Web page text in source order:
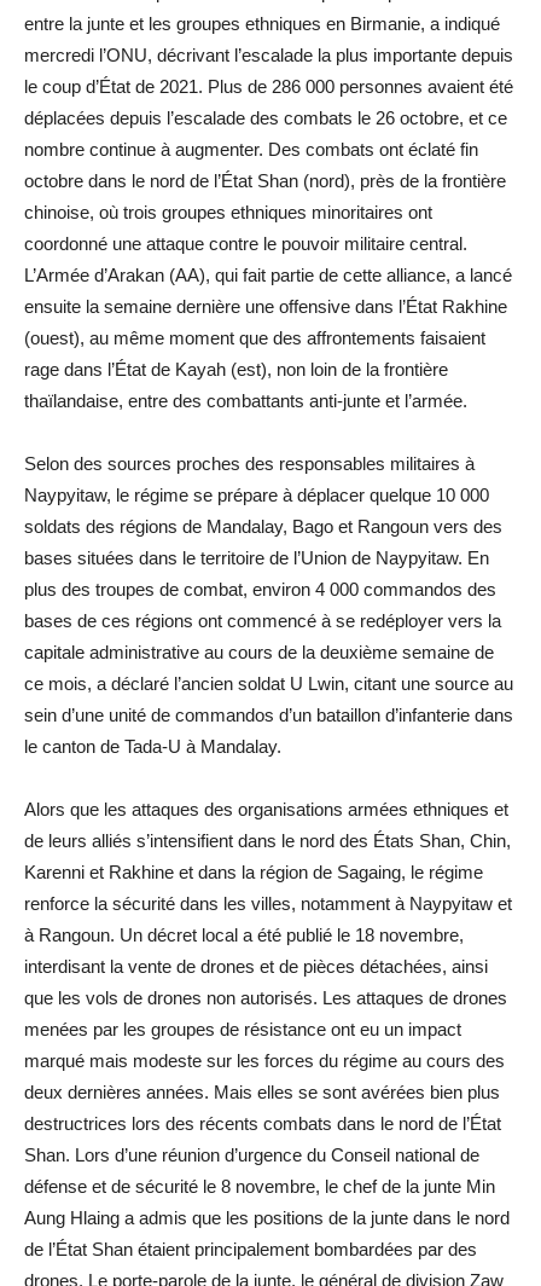
entre la junte et les groupes ethniques en Birmanie, a indiqué
mercredi l’ONU, décrivant l’escalade la plus importante depuis
le coup d’État de 2021. Plus de 286 000 personnes avaient été
déplacées depuis l’escalade des combats le 26 octobre, et ce
nombre continue à augmenter. Des combats ont éclaté fin
octobre dans le nord de l’État Shan (nord), près de la frontière
chinoise, où trois groupes ethniques minoritaires ont
coordonné une attaque contre le pouvoir militaire central.
L’Armée d’Arakan (AA), qui fait partie de cette alliance, a lancé
ensuite la semaine dernière une offensive dans l’État Rakhine
(ouest), au même moment que des affrontements faisaient
rage dans l’État de Kayah (est), non loin de la frontière
thaïlandaise, entre des combattants anti-junte et l’armée.
Selon des sources proches des responsables militaires à
Naypyitaw, le régime se prépare à déplacer quelque 10 000
soldats des régions de Mandalay, Bago et Rangoun vers des
bases situées dans le territoire de l’Union de Naypyitaw. En
plus des troupes de combat, environ 4 000 commandos des
bases de ces régions ont commencé à se redéployer vers la
capitale administrative au cours de la deuxième semaine de
ce mois, a déclaré l’ancien soldat U Lwin, citant une source au
sein d’une unité de commandos d’un bataillon d’infanterie dans
le canton de Tada-U à Mandalay.
Alors que les attaques des organisations armées ethniques et
de leurs alliés s’intensifient dans le nord des États Shan, Chin,
Karenni et Rakhine et dans la région de Sagaing, le régime
renforce la sécurité dans les villes, notamment à Naypyitaw et
à Rangoun. Un décret local a été publié le 18 novembre,
interdisant la vente de drones et de pièces détachées, ainsi
que les vols de drones non autorisés. Les attaques de drones
menées par les groupes de résistance ont eu un impact
marqué mais modeste sur les forces du régime au cours des
deux dernières années. Mais elles se sont avérées bien plus
destructrices lors des récents combats dans le nord de l’État
Shan. Lors d’une réunion d’urgence du Conseil national de
défense et de sécurité le 8 novembre, le chef de la junte Min
Aung Hlaing a admis que les positions de la junte dans le nord
de l’État Shan étaient principalement bombardées par des
drones. Le porte-parole de la junte, le général de division Zaw